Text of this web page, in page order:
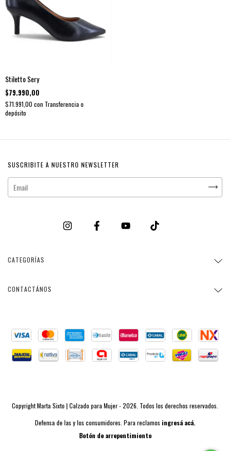
Stiletto Sery
$79.990,00
$71.991,00 con Transferencia o
depósito
SUSCRIBITE A NUESTRO NEWSLETTER
CATEGORÍAS
CONTACTÁNOS
Copyright Marta Sixto | Calzado para Mujer - 2026. Todos los derechos reservados.
Defensa de las y los consumidores. Para reclamos ingresá acá.
Botón de arrepentimiento